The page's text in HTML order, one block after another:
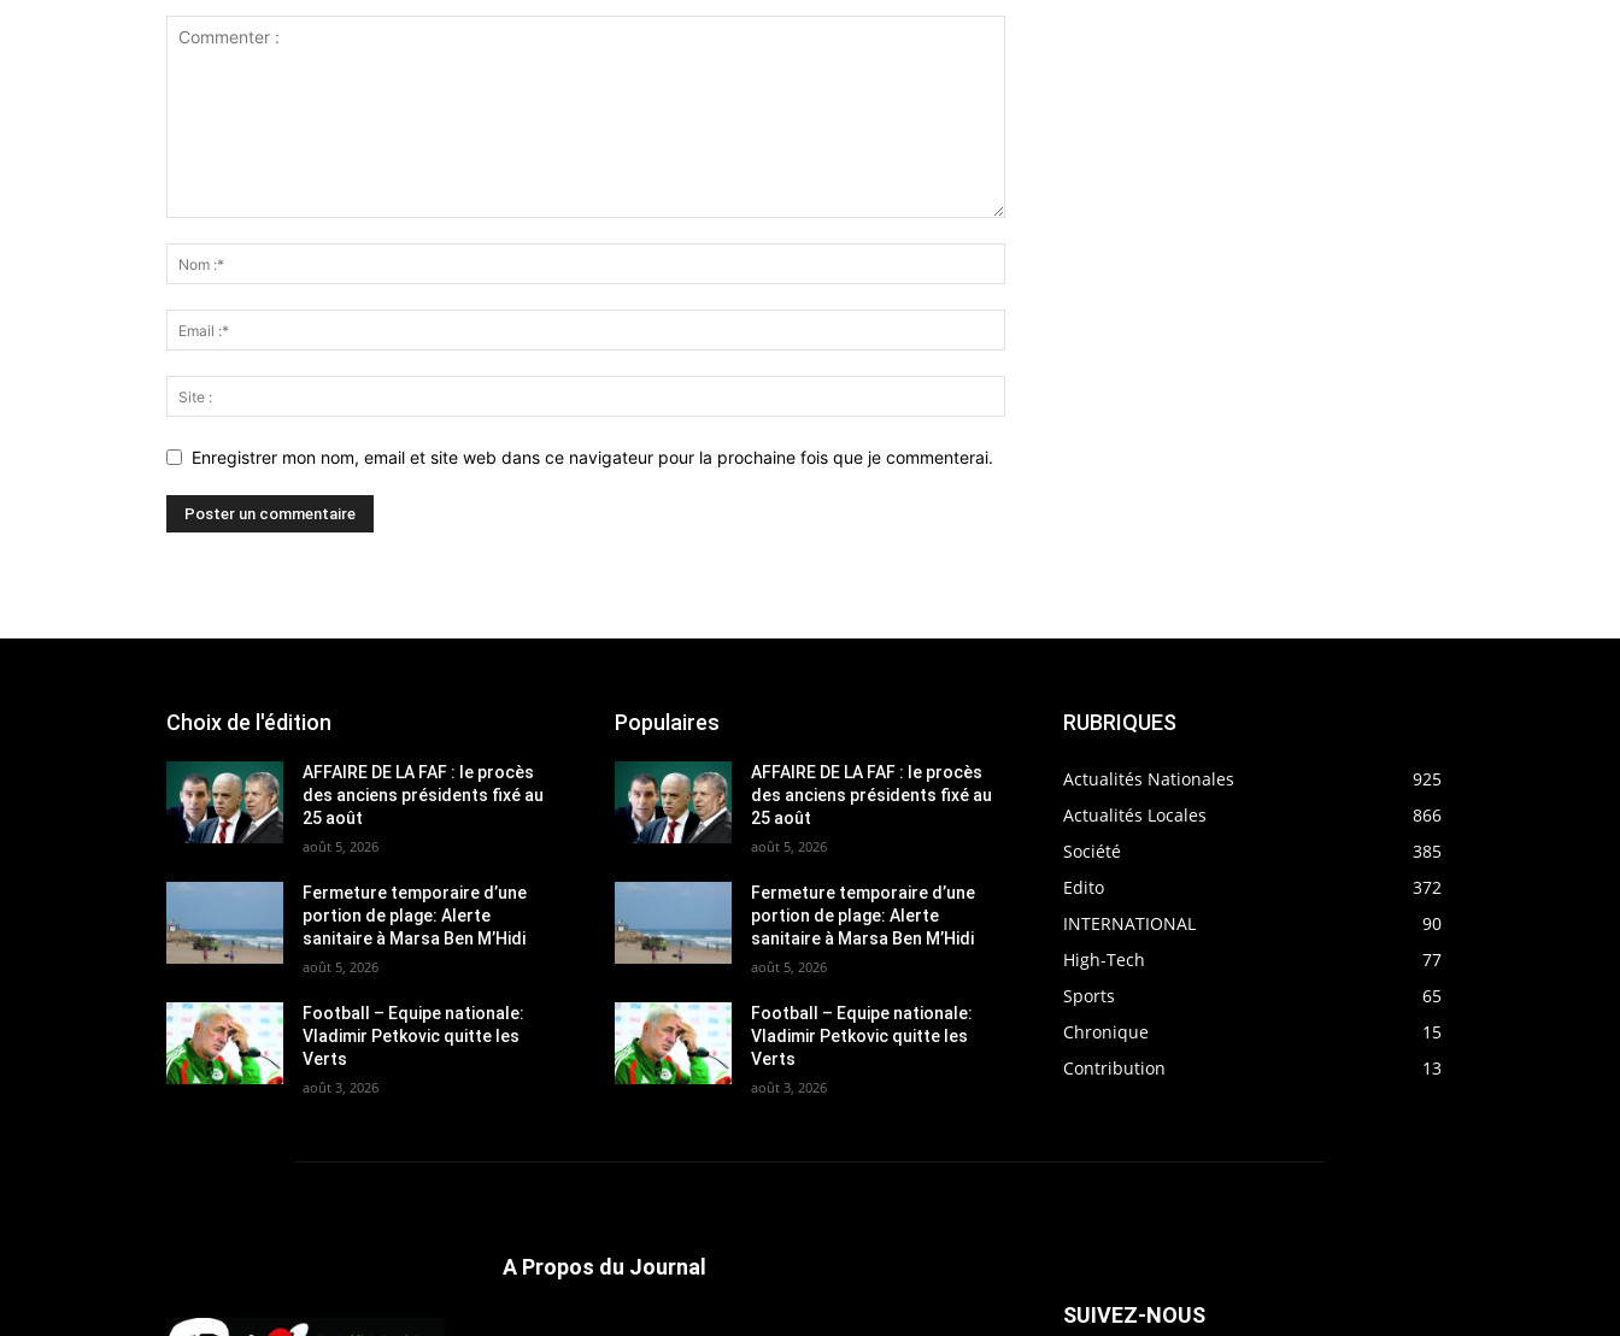
Enregistrer mon nom, email et site web dans ce navigateur pour la prochaine fois que je commenterai.
Choix de l'édition
AFFAIRE DE LA FAF : le procès
des anciens présidents fixé au
25 août
août 5, 2026
Fermeture temporaire d’une
portion de plage: Alerte
sanitaire à Marsa Ben M’Hidi
août 5, 2026
Football – Equipe nationale:
Vladimir Petkovic quitte les
Verts
août 3, 2026
Populaires
AFFAIRE DE LA FAF : le procès
des anciens présidents fixé au
25 août
août 5, 2026
Fermeture temporaire d’une
portion de plage: Alerte
sanitaire à Marsa Ben M’Hidi
août 5, 2026
Football – Equipe nationale:
Vladimir Petkovic quitte les
Verts
août 3, 2026
RUBRIQUES
Actualités Nationales
925
Actualités Locales
866
Société
385
Edito
372
INTERNATIONAL
90
High-Tech
77
Sports
65
Chronique
15
Contribution
13
A Propos du Journal
SUIVEZ-NOUS